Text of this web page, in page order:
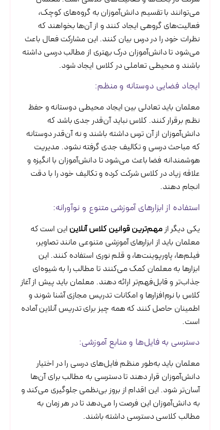
می‌توانند با تقسیم دانش‌آموزان به گروه‌های کوچک،
فعالیت‌های گروهی ایجاد کنند و از آن‌ها بخواهند که
نظرات خود را در درس بیان کنند. این مشارکت فعال باعث
می‌شود تا دانش‌آموزان درک بهتری از مطالب درسی داشته
باشند و محیطی تعاملی در کلاس ایجاد شود.
ایجاد فضایی دوستانه و منظم:
معلمان باید تعادلی بین ایجاد محیطی دوستانه و حفظ
نظم برقرار کنند. کلاس نباید آن‌قدر جدی باشد که
دانش‌آموزان از آن ترس داشته باشند و نه آن‌قدر دوستانه
که مباحث درسی و تکالیف جدی گرفته نشود. مدیریت
هوشمندانه فضا باعث می‌شود تا دانش‌آموزان با انگیزه و
علاقه زیاد در کلاس شرکت کرده و تکالیف خود را با دقت
انجام دهند.
استفاده از ابزارهای آموزشی متنوع و نوآورانه:
یکی دیگر ازمهم‌ترین قوانین کلاس آنلایناین است که
معلمان باید از ابزارهای آموزشی متنوعی مانند تصاویر،
فیلم‌ها، پاورپوینت‌ها، و قلم نوری استفاده کنند. این
ابزارها به معلمان کمک می‌کنند تا مطالب را به شیوه‌ای
جذاب‌تر و قابل‌فهم‌تر ارائه دهند. معلمان باید پیش از آغاز
کلاس با نرم‌افزارها و امکانات تدریس مجازی آشنا شوند و
اطمینان حاصل کنند که همه چیز برای تدریس آنلاین آماده
است.
دسترسی به فایل‌ها و منابع آموزشی:
معلمان باید به‌طور منظم فایل‌های درسی را در اختیار
دانش‌آموزان قرار دهند تا دسترسی به مطالب برای آن‌ها
آسان‌تر شود. این اقدام از بروز بی‌نظمی جلوگیری می‌کند و
به دانش‌آموزان این فرصت را می‌دهد تا در هر زمان به
مطالب کلاسی دسترسی داشته باشند.